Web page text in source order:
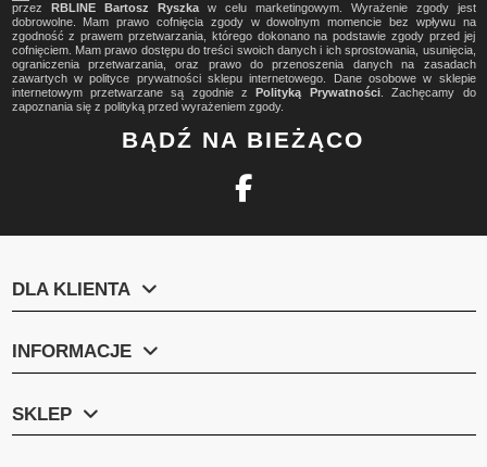
przez
RBLINE Bartosz Ryszkaw celu marketingowym. Wyrażenie zgody jest
dobrowolne. Mam prawo cofnięcia zgody w dowolnym momencie bez wpływu na
zgodność z prawem przetwarzania, którego dokonano na podstawie zgody przed jej
cofnięciem. Mam prawo dostępu do treści swoich danych i ich sprostowania, usunięcia,
ograniczenia przetwarzania, oraz prawo do przenoszenia danych na zasadach
zawartych w polityce prywatności sklepu internetowego. Dane osobowe w sklepie
internetowym przetwarzane są zgodnie z
Polityką Prywatności. Zachęcamy do
zapoznania się z polityką przed wyrażeniem zgody.
BĄDŹ NA BIEŻĄCO
DLA KLIENTA
INFORMACJE
SKLEP